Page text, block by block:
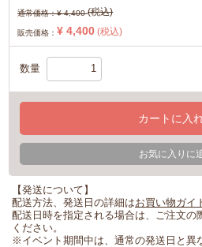
通常価格：¥ 4,400 (税込)
販売価格：¥ 4,400 (税込)
数量
カートに入
お気に入りに
【発送について】
配送方法、発送日の詳細はお買い物ガイ
配送日時を指定される場合は、ご注文の
ください。
※イベント期間中は、通常の発送日と異